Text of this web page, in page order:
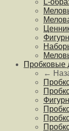
L-
Пробковые
←